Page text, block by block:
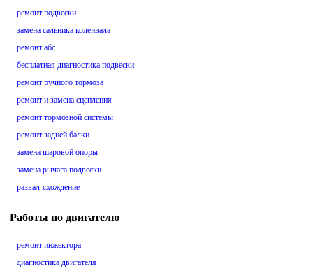
ремонт подвески
замена сальника коленвала
ремонт абс
бесплатная диагностика подвески
ремонт ручного тормоза
ремонт и замена сцепления
ремонт тормозной системы
ремонт задней балки
замена шаровой опоры
замена рычага подвески
развал-схождение
Работы по двигателю
ремонт инжектора
диагностика двигателя